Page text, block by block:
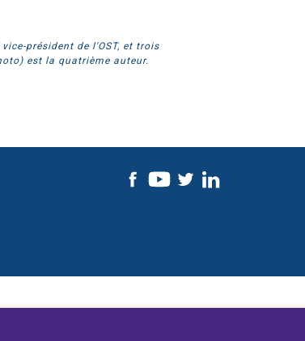
président de l'OST, et trois
est la quatrième auteur.